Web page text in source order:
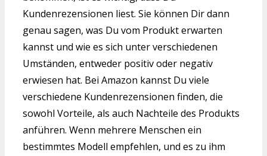
Kundenrezensionen liest. Sie können Dir dann
genau sagen, was Du vom Produkt erwarten
kannst und wie es sich unter verschiedenen
Umständen, entweder positiv oder negativ
erwiesen hat. Bei Amazon kannst Du viele
verschiedene Kundenrezensionen finden, die
sowohl Vorteile, als auch Nachteile des Produkts
anführen. Wenn mehrere Menschen ein
bestimmtes Modell empfehlen, und es zu ihm